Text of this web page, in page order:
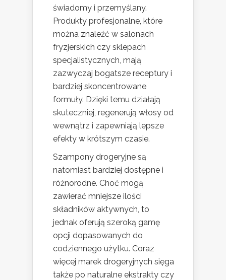
świadomy i przemyślany.
Produkty profesjonalne, które
można znaleźć w salonach
fryzjerskich czy sklepach
specjalistycznych, mają
zazwyczaj bogatsze receptury i
bardziej skoncentrowane
formuły. Dzięki temu działają
skuteczniej, regenerują włosy od
wewnątrz i zapewniają lepsze
efekty w krótszym czasie.
Szampony drogeryjne są
natomiast bardziej dostępne i
różnorodne. Choć mogą
zawierać mniejsze ilości
składników aktywnych, to
jednak oferują szeroką gamę
opcji dopasowanych do
codziennego użytku. Coraz
więcej marek drogeryjnych sięga
także po naturalne ekstrakty czy